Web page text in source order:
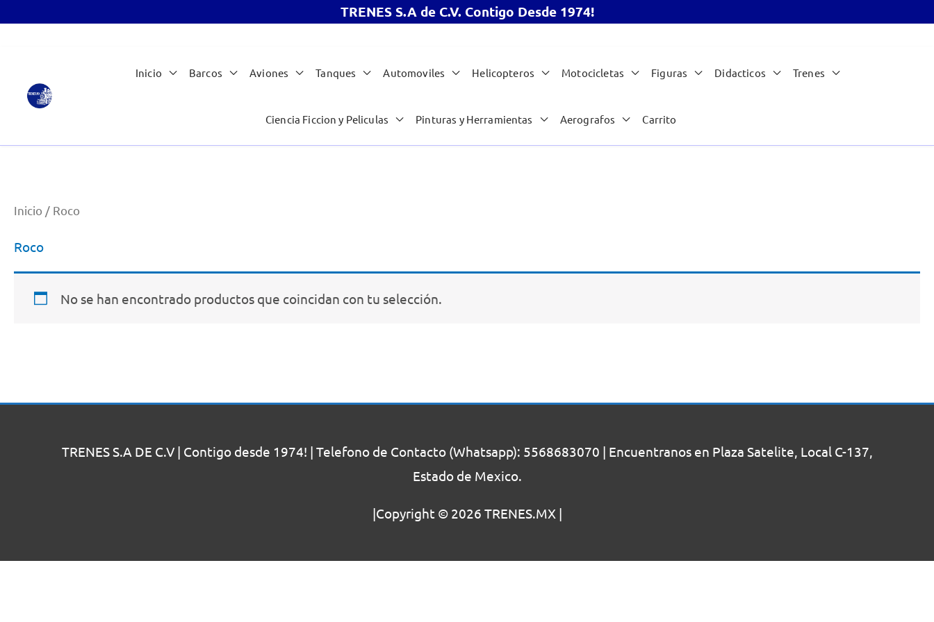
TRENES S.A de C.V. Contigo Desde 1974!
contenido
Inicio Barcos Aviones Tanques Automoviles Helicopteros Motocicletas Figuras Didacticos Trenes
Ciencia Ficcion y Peliculas Pinturas y Herramientas Aerografos Carrito
Inicio / Roco
Roco
No se han encontrado productos que coincidan con tu selección.
TRENES S.A DE C.V | Contigo desde 1974! | Telefono de Contacto (Whatsapp): 5568683070 | Encuentranos en Plaza Satelite, Local C-137,
Estado de Mexico.
|Copyright © 2026 TRENES.MX |